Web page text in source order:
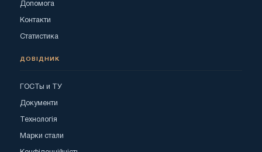
Допомога
Контакти
Статистика
ДОВІДНИК
ГОСТы и ТУ
Документи
Технологія
Марки стали